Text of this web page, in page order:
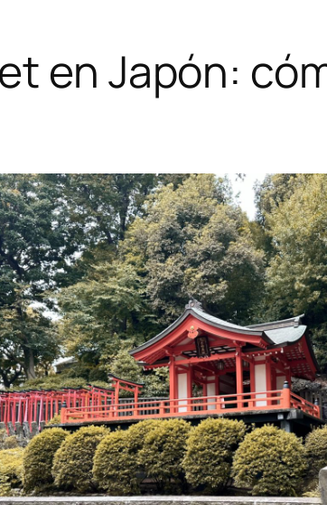
en Japón: